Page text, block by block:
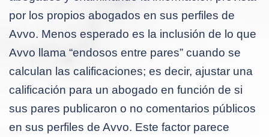
por los propios abogados en sus perfiles de
Avvo. Menos esperado es la inclusión de lo que
Avvo llama “endosos entre pares” cuando se
calculan las calificaciones; es decir, ajustar una
calificación para un abogado en función de si
sus pares publicaron o no comentarios públicos
en sus perfiles de Avvo. Este factor parece